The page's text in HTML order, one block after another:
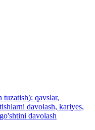
tuzatish): qavslar,
davolash, kariyes,
davolash